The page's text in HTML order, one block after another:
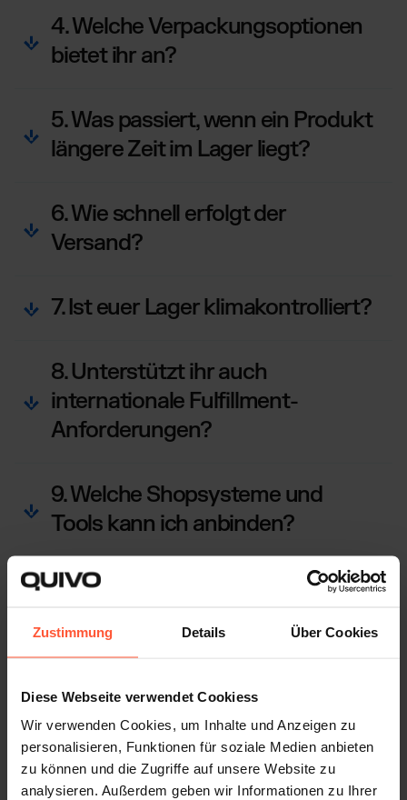
Zustimmung Details Über Cookies
Diese Webseite verwendet Cookiess
Wir verwenden Cookies, um Inhalte und Anzeigen zu
personalisieren, Funktionen für soziale Medien anbieten
zu können und die Zugriffe auf unsere Website zu
analysieren. Außerdem geben wir Informationen zu Ihrer
4. Welche Verpackungsoptionen
bietet ihr an?
5. Was passiert, wenn ein Produkt
längere Zeit im Lager liegt?
6. Wie schnell erfolgt der
Versand?
7. Ist euer Lager klimakontrolliert?
8. Unterstützt ihr auch
internationale Fulfillment-
Anforderungen?
9. Welche Shopsysteme und
Tools kann ich anbinden?
10. Wie läuft das
Retourenmanagement bei euch
FULFILLMENT, DAS EINFACH FUNKTIONIERT
Warum Schmuck- und Luxusmarken